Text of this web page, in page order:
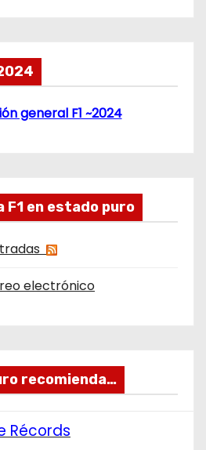
general F1 ~2024
F1 en estado puro
electrónico
recomienda…
Récords